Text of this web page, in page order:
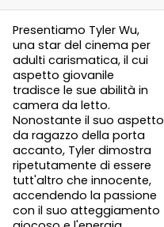
Presentiamo Tyler Wu,
una star del cinema per
adulti carismatica, il cui
aspetto giovanile
tradisce le sue abilità in
camera da letto.
Nonostante il suo aspetto
da ragazzo della porta
accanto, Tyler dimostra
ripetutamente di essere
tutt'altro che innocente,
accendendo la passione
con il suo atteggiamento